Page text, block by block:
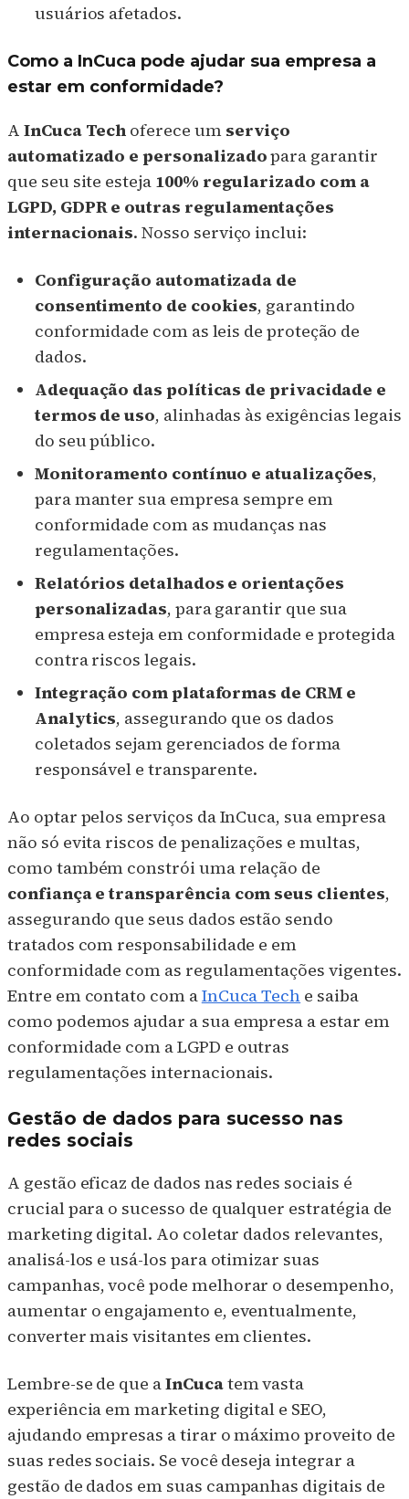
usuários afetados.
Como a InCuca pode ajudar sua empresa a
estar em conformidade?
A InCuca Tech oferece um serviço
automatizado e personalizadopara garantir
que seu site esteja 100% regularizado com a
LGPD, GDPR e outras regulamentações
internacionais. Nosso serviço inclui:
Configuração automatizada de
consentimento de cookies, garantindo
conformidade com as leis de proteção de
dados.
Adequação das políticas de privacidade e
termos de uso, alinhadas às exigências legais
do seu público.
Monitoramento contínuo e atualizações,
para manter sua empresa sempre em
conformidade com as mudanças nas
regulamentações.
Relatórios detalhados e orientações
personalizadas, para garantir que sua
empresa esteja em conformidade e protegida
contra riscos legais.
Integração com plataformas de CRM e
Analytics, assegurando que os dados
coletados sejam gerenciados de forma
responsável e transparente.
Ao optar pelos serviços da InCuca, sua empresa
não só evita riscos de penalizações e multas,
como também constrói uma relação de
confiança e transparência com seus clientes,
assegurando que seus dados estão sendo
tratados com responsabilidade e em
conformidade com as regulamentações vigentes.
Entre em contato com aInCuca Tech e saiba
como podemos ajudar a sua empresa a estar em
conformidade com a LGPD e outras
regulamentações internacionais.
Gestão de dados para sucesso nas
redes sociais
A gestão eficaz de dados nas redes sociais é
crucial para o sucesso de qualquer estratégia de
marketing digital. Ao coletar dados relevantes,
analisá-los e usá-los para otimizar suas
campanhas, você pode melhorar o desempenho,
aumentar o engajamento e, eventualmente,
converter mais visitantes em clientes.
Lembre-se de que aInCucatem vasta
experiência em marketing digital e SEO,
ajudando empresas a tirar o máximo proveito de
suas redes sociais. Se você deseja integrar a
gestão de dados em suas campanhas digitais de